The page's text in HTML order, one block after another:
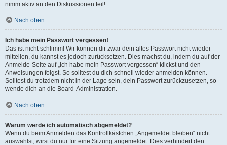
nimm aktiv an den Diskussionen teil!
Nach oben
Ich habe mein Passwort vergessen!
Das ist nicht schlimm! Wir können dir zwar dein altes Passwort nicht wieder
mitteilen, du kannst es jedoch zurücksetzen. Dies machst du, indem du auf der
Anmelde-Seite auf „Ich habe mein Passwort vergessen“ klickst und den
Anweisungen folgst. So solltest du dich schnell wieder anmelden können.
Solltest du trotzdem nicht in der Lage sein, dein Passwort zurückzusetzen, so
wende dich an die Board-Administration.
Nach oben
Warum werde ich automatisch abgemeldet?
Wenn du beim Anmelden das Kontrollkästchen „Angemeldet bleiben“ nicht
auswählst, wirst du nur für eine Sitzung angemeldet. Dies verhindert den